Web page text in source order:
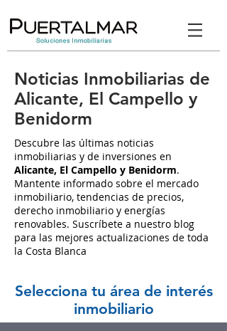
Noticias Inmobiliarias de
Alicante, El Campello y
Benidorm
Descubre las últimas noticias
inmobiliarias y de inversiones en
Alicante, El Campello y Benidorm.
Mantente informado sobre el mercado
inmobiliario, tendencias de precios,
derecho inmobiliario y energías
renovables. Suscríbete a nuestro blog
para las mejores actualizaciones de toda
la Costa Blanca
Selecciona tu área de interés
inmobiliario